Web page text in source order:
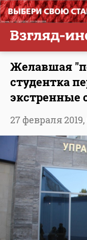
Желавшая
студентка
экстренные
27 февраля 2019,